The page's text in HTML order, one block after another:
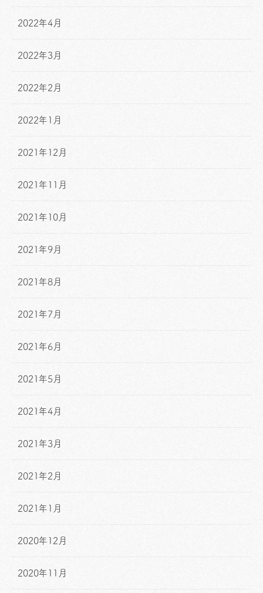
2022年4月
2022年3月
2022年2月
2022年1月
2021年12月
2021年11月
2021年10月
2021年9月
2021年8月
2021年7月
2021年6月
2021年5月
2021年4月
2021年3月
2021年2月
2021年1月
2020年12月
2020年11月